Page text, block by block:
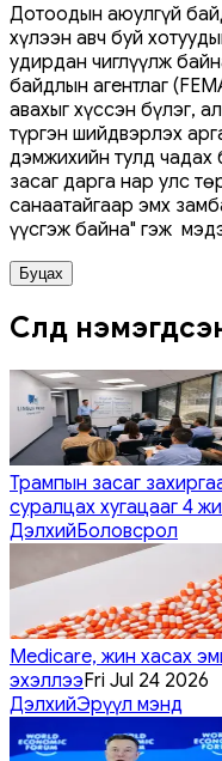
Дотоодын аюулгүй
хүлээн авч буй
удирдан чиглүүлж
байдлын агентлаг
авахыг хүссэн бүлэг,
түргэн шийдвэрлэх
дэмжихийн тулд чадах
засаг дарга нар улс
санаатайгаар эмх
үүсгэж байна" гэж
Буцах
Сүүлд
Трампын засаг
суралцах хугацааг 4
ДэлхийБоловсрол
Medicare, жин хасах
эхэллээFri Jul 24 2026
ДэлхийЭрүүл мэнд